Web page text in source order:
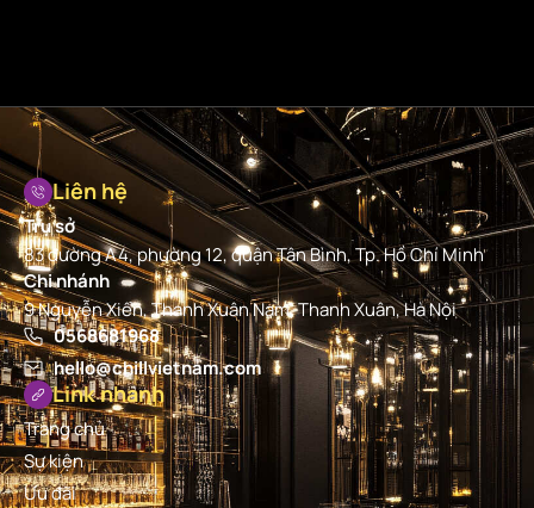
Liên hệ
Trụ sở
83 đường A4, phường 12, quận Tân Bình, Tp. Hồ Chí Minh
Chi nhánh
9 Nguyễn Xiển, Thanh Xuân Nam, Thanh Xuân, Hà Nội
0568681968
hello@chillvietnam.com
Link nhanh
Trang chủ
Sự kiện
Ưu đãi